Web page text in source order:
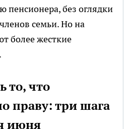
пенсионера, без оглядки
семьи. Но на
более жесткие
то, что
праву: три шага
июня